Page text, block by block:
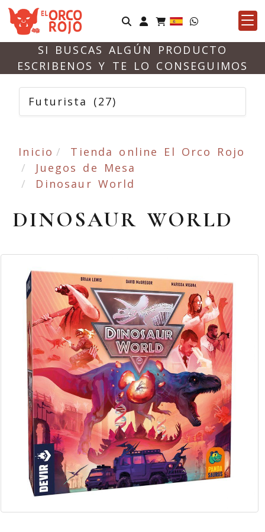
Identifícate
SI BUSCAS ALGÚN PRODUCTO
ESCRIBENOS Y TE LO CONSEGUIMOS
Futurista (27)
Inicio
Tienda online El Orco Rojo
Juegos de Mesa
Dinosaur World
DINOSAUR WORLD